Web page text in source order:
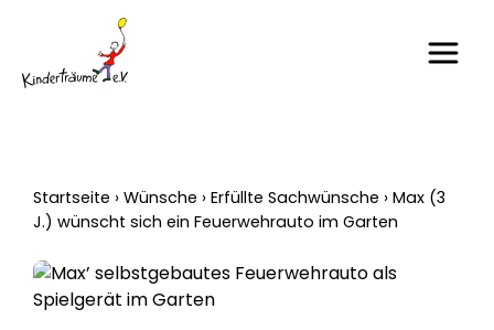
Startseite › Wünsche › Erfüllte Sachwünsche › Max (3
J.) wünscht sich ein Feuerwehrauto im Garten